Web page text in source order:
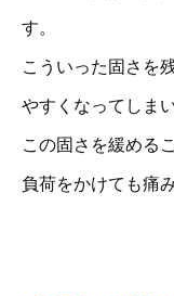
す。
こういった固さを
やすくなってしま
この固さを緩める
負荷をかけても痛